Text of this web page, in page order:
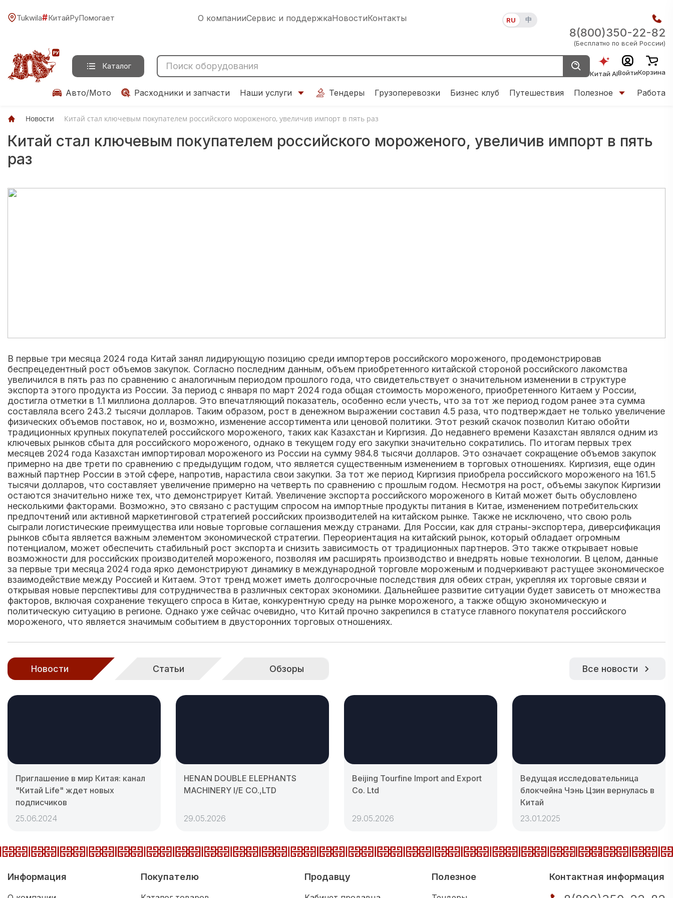
Tukwila#КитайРуПомогает О компанииСервис и поддержкаНовостиКонтакты RU 中
8(800)350-22-82
(Бесплатно по всей России)
Каталог
Китай AIВойтиКорзина
Авто/Мото Расходники и запчасти Наши услуги Тендеры Грузоперевозки Бизнес клуб Путешествия Полезное Работа
Новости Китай стал ключевым покупателем российского мороженого, увеличив импорт в пять раз
Китай стал ключевым покупателем российского мороженого, увеличив импорт в пять
раз
В первые три месяца 2024 года Китай занял лидирующую позицию среди импортеров российского мороженого, продемонстрировав
беспрецедентный рост объемов закупок. Согласно последним данным, объем приобретенного китайской стороной российского лакомства
увеличился в пять раз по сравнению с аналогичным периодом прошлого года, что свидетельствует о значительном изменении в структуре
экспорта этого продукта из России. За период с января по март 2024 года общая стоимость мороженого, приобретенного Китаем у России,
достигла отметки в 1.1 миллиона долларов. Это впечатляющий показатель, особенно если учесть, что за тот же период годом ранее эта сумма
составляла всего 243.2 тысячи долларов. Таким образом, рост в денежном выражении составил 4.5 раза, что подтверждает не только увеличение
физических объемов поставок, но и, возможно, изменение ассортимента или ценовой политики. Этот резкий скачок позволил Китаю обойти
традиционных крупных покупателей российского мороженого, таких как Казахстан и Киргизия. До недавнего времени Казахстан являлся одним из
ключевых рынков сбыта для российского мороженого, однако в текущем году его закупки значительно сократились. По итогам первых трех
месяцев 2024 года Казахстан импортировал мороженого из России на сумму 984.8 тысячи долларов. Это означает сокращение объемов закупок
примерно на две трети по сравнению с предыдущим годом, что является существенным изменением в торговых отношениях. Киргизия, еще один
важный партнер России в этой сфере, напротив, нарастила свои закупки. За тот же период Киргизия приобрела российского мороженого на 161.5
тысячи долларов, что составляет увеличение примерно на четверть по сравнению с прошлым годом. Несмотря на рост, объемы закупок Киргизии
остаются значительно ниже тех, что демонстрирует Китай. Увеличение экспорта российского мороженого в Китай может быть обусловлено
несколькими факторами. Возможно, это связано с растущим спросом на импортные продукты питания в Китае, изменением потребительских
предпочтений или активной маркетинговой стратегией российских производителей на китайском рынке. Также не исключено, что свою роль
сыграли логистические преимущества или новые торговые соглашения между странами. Для России, как для страны-экспортера, диверсификация
рынков сбыта является важным элементом экономической стратегии. Переориентация на китайский рынок, который обладает огромным
потенциалом, может обеспечить стабильный рост экспорта и снизить зависимость от традиционных партнеров. Это также открывает новые
возможности для российских производителей мороженого, позволяя им расширять производство и внедрять новые технологии. В целом, данные
за первые три месяца 2024 года ярко демонстрируют динамику в международной торговле мороженым и подчеркивают растущее экономическое
взаимодействие между Россией и Китаем. Этот тренд может иметь долгосрочные последствия для обеих стран, укрепляя их торговые связи и
открывая новые перспективы для сотрудничества в различных секторах экономики. Дальнейшее развитие ситуации будет зависеть от множества
факторов, включая сохранение текущего спроса в Китае, конкурентную среду на рынке мороженого, а также общую экономическую и
политическую ситуацию в регионе. Однако уже сейчас очевидно, что Китай прочно закрепился в статусе главного покупателя российского
мороженого, что является значимым событием в двусторонних торговых отношениях.
Новости Статьи Обзоры Все новости
Приглашение в мир Китая: канал
"Китай Life" ждет новых
подписчиков
25.06.2024
HENAN DOUBLE ELEPHANTS
MACHINERY I/E CO.,LTD
29.05.2026
Beijing Tourfine Import and Export
Co. Ltd
29.05.2026
Ведущая исследовательница
блокчейна Чэнь Цзин вернулась в
Китай
23.01.2025
Информация Покупателю Продавцу Полезное Контактная информация